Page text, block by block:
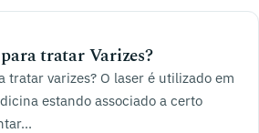
tratar Varizes?
tratar varizes? O laser é utilizado em
estando associado a certo